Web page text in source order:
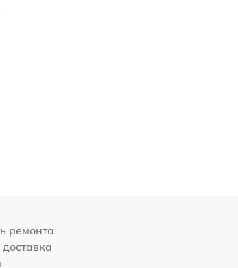
ремонта